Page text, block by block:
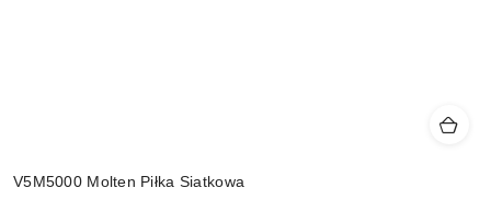
V5M5000 Molten Piłka Siatkowa